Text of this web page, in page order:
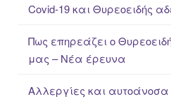
Covid-19 και Θυρεοειδής
Πως επηρεάζει ο
μας – Νέα έρευνα
Αλλεργίες και